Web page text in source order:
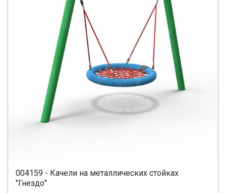
004159 - Качели на металлических стойках
"Гнездо"